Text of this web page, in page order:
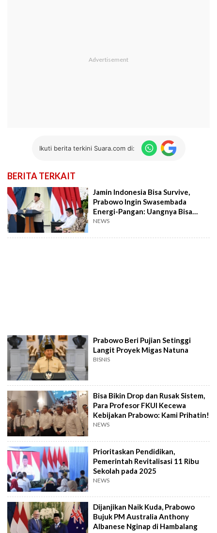
Ikuti berita terkini Suara.com di:
BERITA TERKAIT
Jamin Indonesia Bisa Survive,
Prabowo Ingin Swasembada
Energi-Pangan: Uangnya Bisa
Dinikmati Rakyat
NEWS
Prabowo Beri Pujian Setinggi
Langit Proyek Migas Natuna
BISNIS
Bisa Bikin Drop dan Rusak Sistem,
Para Profesor FKUI Kecewa
Kebijakan Prabowo: Kami Prihatin!
NEWS
Prioritaskan Pendidikan,
Pemerintah Revitalisasi 11 Ribu
Sekolah pada 2025
NEWS
Dijanjikan Naik Kuda, Prabowo
Bujuk PM Australia Anthony
Albanese Nginap di Hambalang